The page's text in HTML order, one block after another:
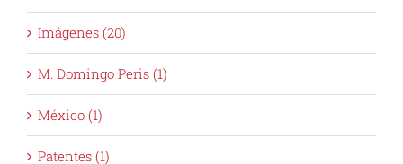
Imágenes (20)
M. Domingo Peris (1)
México (1)
Patentes (1)